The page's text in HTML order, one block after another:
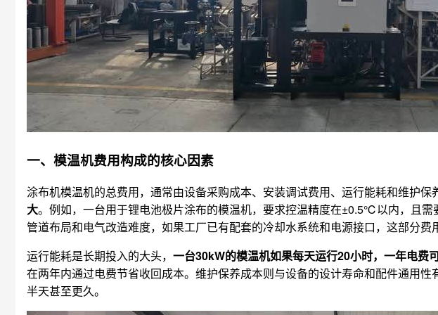
一、模温机费用构成的核心因素
涂布机模温机的总费用，通常由设备采购成本、安装调试费用、运行能耗和维护保
大。例如，一台用于锂电池极片涂布的模温机，要求控温精度在±0.5℃以内，且
管道布局和电气改造难度，如果工厂已有配套的冷却水系统和电源接口，这部分费
运行能耗是长期投入的大头， 一台30kW的模温机如果每天运行20小时，一年电费
在两年内通过电费节省收回成本。维护保养成本则与设备的设计寿命和配件通用
半天甚至更久。